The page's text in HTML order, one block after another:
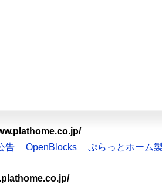
告 OpenBlocks ぷらっとホーム